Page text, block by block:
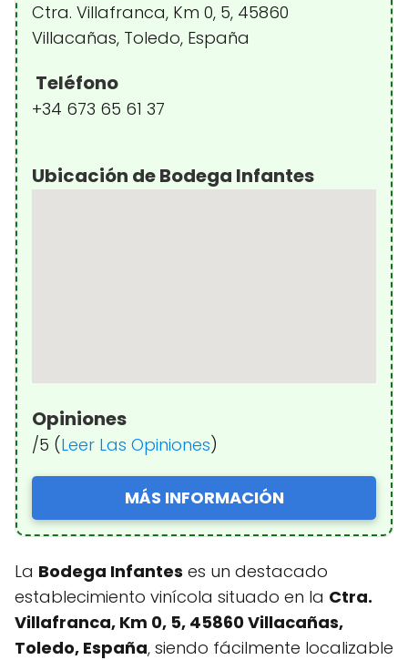
Ctra. Villafranca, Km 0, 5, 45860
Villacañas, Toledo, España
Teléfono
+34 673 65 61 37
Ubicación de Bodega Infantes
Opiniones
/5 (Leer Las Opiniones)
MÁS INFORMACIÓN
La Bodega Infantes es un destacado
establecimiento vinícola situado en la Ctra.
Villafranca, Km 0, 5, 45860 Villacañas,
Toledo, España, siendo fácilmente localizable